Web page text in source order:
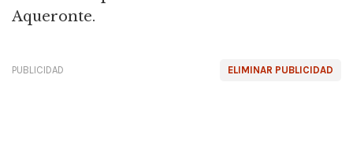
Aqueronte.
ELIMINAR PUBLICIDAD
PUBLICIDAD